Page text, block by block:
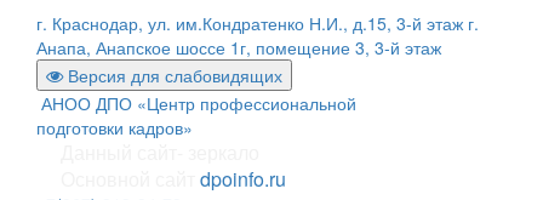
г. Краснодар, ул. им.Кондратенко Н.И., д.15, 3-й этаж г.
Анапа, Анапское шоссе 1г, помещение 3, 3-й этаж
Версия для слабовидящих
АНОО ДПО «Центр профессиональной
подготовки кадров»
dpoinfo.ru